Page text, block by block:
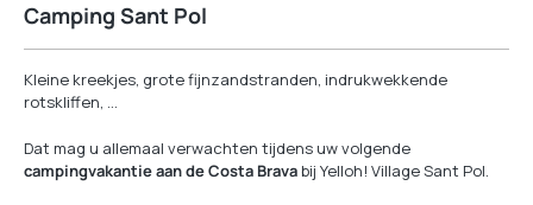
Camping Sant Pol
Kleine kreekjes, grote fijnzandstranden, indrukwekkende
rotskliffen, …
Dat mag u allemaal verwachten tijdens uw volgende
campingvakantie aan de Costa Bravabij Yelloh! Village Sant Pol.